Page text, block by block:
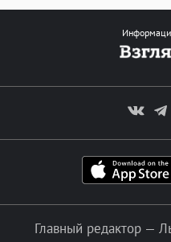
Главный редактор —